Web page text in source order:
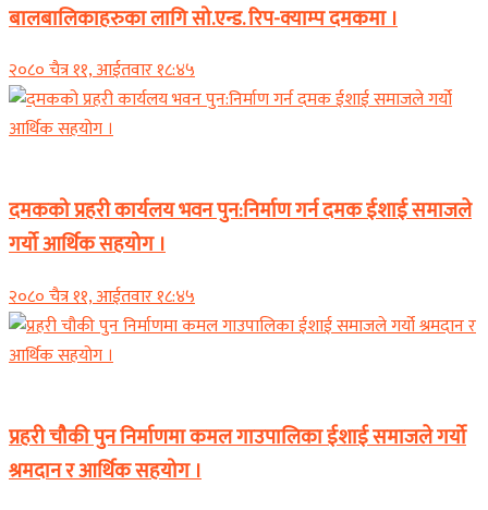
बालबालिकाहरुका लागि सो.एन्ड. रिप-क्याम्प दमकमा ।
२०८० चैत्र ११, आईतवार १८:४५
दमकको प्रहरी कार्यलय भवन पुन:निर्माण गर्न दमक ईशाई समाजले
गर्यो आर्थिक सहयोग ।
२०८० चैत्र ११, आईतवार १८:४५
प्रहरी चौकी पुन निर्माणमा कमल गाउपालिका ईशाई समाजले गर्यो
श्रमदान र आर्थिक सहयोग ।